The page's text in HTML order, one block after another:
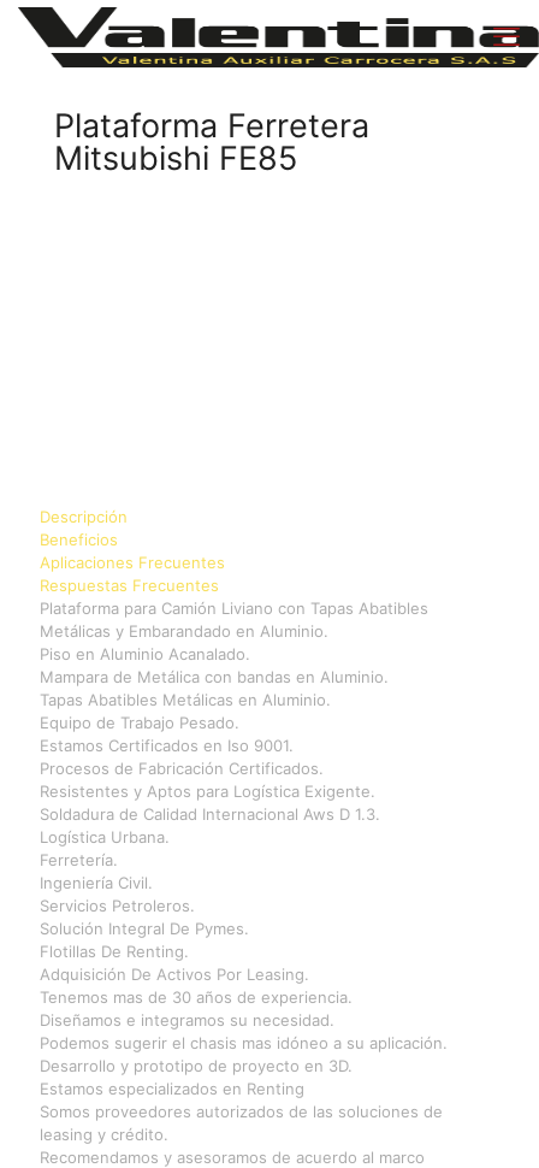
Plataforma Ferretera
Mitsubishi FE85
Descripción
Beneficios
Aplicaciones Frecuentes
Respuestas Frecuentes
Plataforma para Camión Liviano con Tapas Abatibles
Metálicas y Embarandado en Aluminio.
Piso en Aluminio Acanalado.
Mampara de Metálica con bandas en Aluminio.
Tapas Abatibles Metálicas en Aluminio.
Equipo de Trabajo Pesado.
Estamos Certificados en Iso 9001.
Procesos de Fabricación Certificados.
Resistentes y Aptos para Logística Exigente.
Soldadura de Calidad Internacional Aws D 1.3.
Logística Urbana.
Ferretería.
Ingeniería Civil.
Servicios Petroleros.
Solución Integral De Pymes.
Flotillas De Renting.
Adquisición De Activos Por Leasing.
Tenemos mas de 30 años de experiencia.
Diseñamos e integramos su necesidad.
Podemos sugerir el chasis mas idóneo a su aplicación.
Desarrollo y prototipo de proyecto en 3D.
Estamos especializados en Renting
Somos proveedores autorizados de las soluciones de
leasing y crédito.
Recomendamos y asesoramos de acuerdo al marco